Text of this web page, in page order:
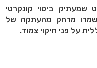
שמעתיק ביטוי קונקרטי
שמרו מרחק מהעתקה של
על פני חיקוי צמוד.